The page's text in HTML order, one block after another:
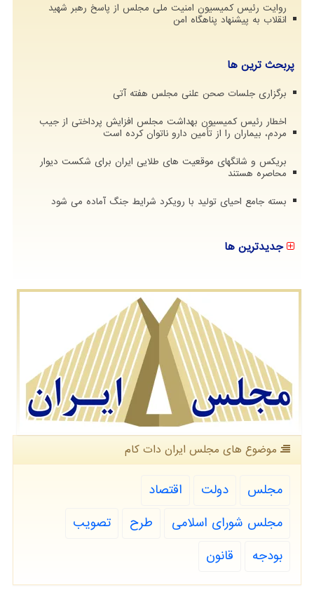
روایت رئیس کمیسیون امنیت ملی مجلس از پاسخ رهبر شهید
انقلاب به پیشنهاد پناهگاه امن
پربحث ترین ها
برگزاری جلسات صحن علنی مجلس هفته آتی
اخطار رئیس کمیسیون بهداشت مجلس افزایش پرداختی از جیب
مردم، بیماران را از تأمین دارو ناتوان کرده است
بریکس و شانگهای موقعیت های طلایی ایران برای شکست دیوار
محاصره هستند
بسته جامع احیای تولید با رویکرد شرایط جنگ آماده می شود
جدیدترین ها
موضوع های مجلس ایران دات كام
مجلس دولت
اقتصاد
مجلس شورای اسلامی
طرح
تصویب
بودجه
قانون